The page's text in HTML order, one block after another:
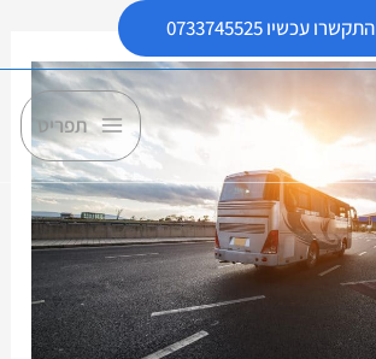
התקשרו עכשיו 0733745525
תפריט